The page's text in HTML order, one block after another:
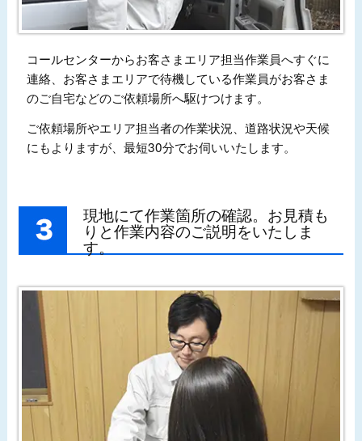
コールセンターからお客さまエリア担当作業員へすぐに
連絡、お客さまエリアで待機している作業員がお客さま
のご自宅などのご依頼場所へ駆けつけます。
ご依頼場所やエリア担当者の作業状況、道路状況や天候
にもよりますが、最短30分でお伺いいたします。
現地にて作業箇所の確認。お見積も
りと作業内容のご説明をいたしま
す。